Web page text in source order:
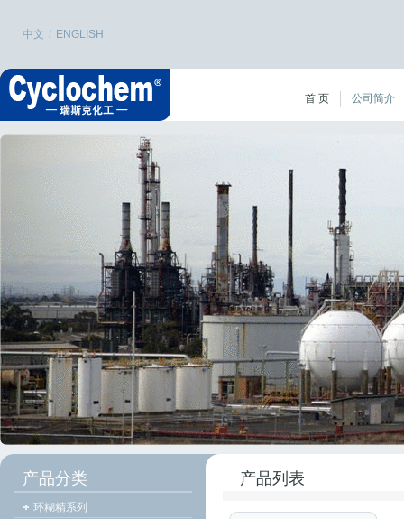
中文 / ENGLISH
首 页 公司简介
产品分类
环糊精系列
产品列表